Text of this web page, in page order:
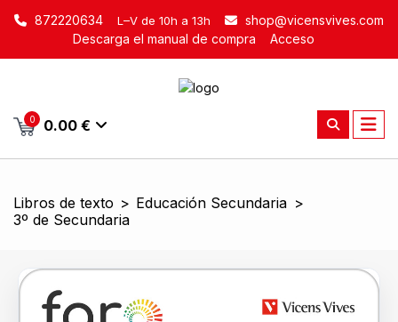
872220634 L–V de 10h a 13h
shop@vicensvives.com
Descarga el manual de compra
Acceso
0 0.00 €
Libros de texto > Educación Secundaria >
3º de Secundaria